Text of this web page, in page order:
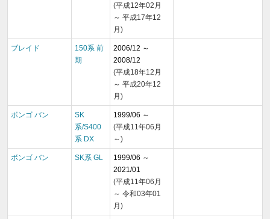
(平成12年02月
～ 平成17年12
月)
ブレイド
150系 前
期
2006/12 ～
2008/12
(平成18年12月
～ 平成20年12
月)
ボンゴ バン
SK
系/S400
系 DX
1999/06 ～
(平成11年06月
～)
ボンゴ バン SK系 GL
1999/06 ～
2021/01
(平成11年06月
～ 令和03年01
月)